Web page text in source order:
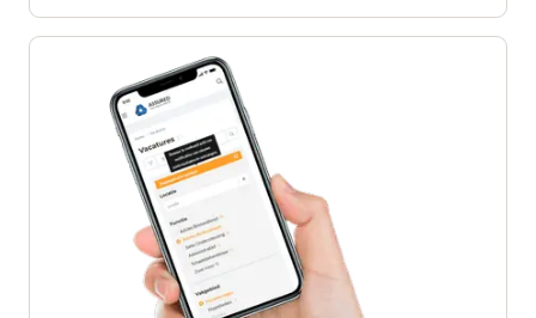
Kandidaten leicht den perfekten Job finden.